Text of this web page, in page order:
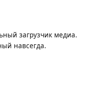
downloading
and accessing
right to keep. We actively
is prohibited by the
compliance process